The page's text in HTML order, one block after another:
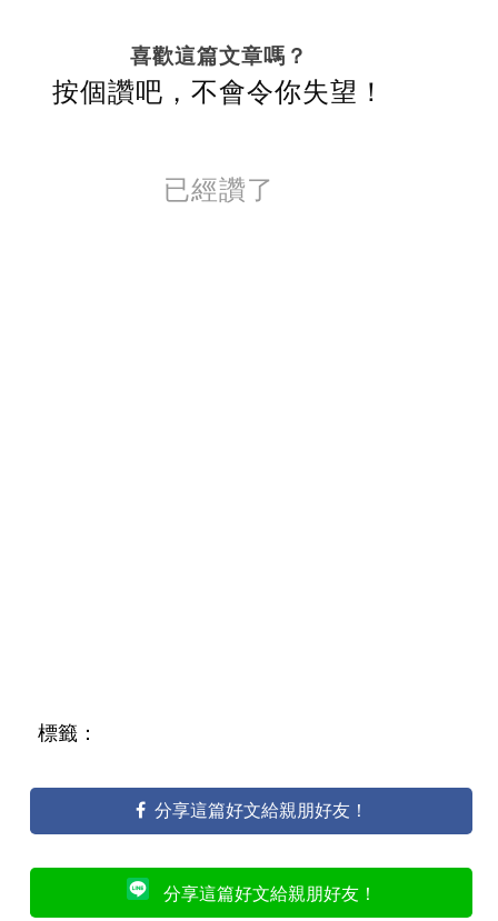
喜歡這篇文章嗎？
按個讚吧，不會令你失望！
已經讚了
標籤：
分享這篇好文給親朋好友！
分享這篇好文給親朋好友！